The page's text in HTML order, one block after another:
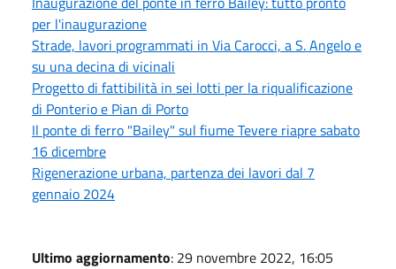
per l'inaugurazione
Strade, lavori programmati in Via Carocci, a S. Angelo e
su una decina di vicinali
Progetto di fattibilità in sei lotti per la riqualificazione
di Ponterio e Pian di Porto
Il ponte di ferro "Bailey" sul fiume Tevere riapre sabato
16 dicembre
Rigenerazione urbana, partenza dei lavori dal 7
gennaio 2024
Ultimo aggiornamento: 29 novembre 2022, 16:05